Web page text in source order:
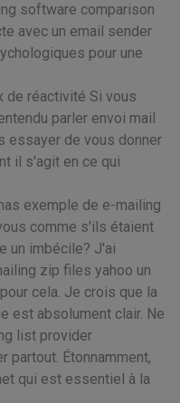
software comparison
avec un email sender
pour une
de réactivité Si vous
parler envoi mail
essayer de vous donner
il s'agit en ce qui
exemple de e-mailing
comme s'ils étaient
un imbécile? J'ai
zip files yahoo un
cela. Je crois que la
est absolument clair. Ne
list provider
partout. Étonnamment,
qui est essentiel à la